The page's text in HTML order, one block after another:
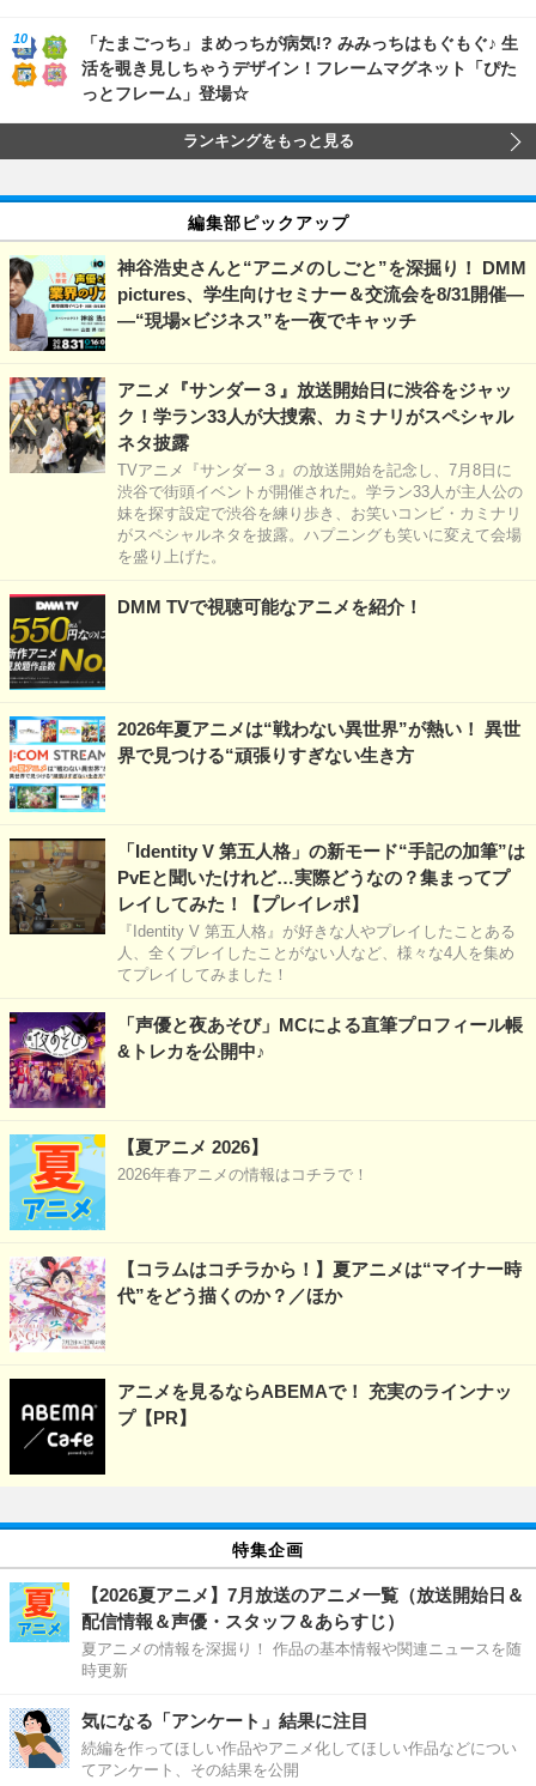
「たまごっち」まめっちが病気!? みみっちはもぐもぐ♪ 生
活を覗き見しちゃうデザイン！フレームマグネット「ぴた
っとフレーム」登場☆
ランキングをもっと見る
編集部ピックアップ
神谷浩史さんと“アニメのしごと”を深掘り！ DMM
pictures、学生向けセミナー＆交流会を8/31開催―
―“現場×ビジネス”を一夜でキャッチ
アニメ『サンダー３』放送開始日に渋谷をジャッ
ク！学ラン33人が大捜索、カミナリがスペシャル
ネタ披露
TVアニメ『サンダー３』の放送開始を記念し、7月8日に
渋谷で街頭イベントが開催された。学ラン33人が主人公の
妹を探す設定で渋谷を練り歩き、お笑いコンビ・カミナリ
がスペシャルネタを披露。ハプニングも笑いに変えて会場
を盛り上げた。
DMM TVで視聴可能なアニメを紹介！
2026年夏アニメは“戦わない異世界”が熱い！ 異世
界で見つける“頑張りすぎない生き方
「Identity V 第五人格」の新モード“手記の加筆”は
PvEと聞いたけれど…実際どうなの？集まってプ
レイしてみた！【プレイレポ】
『Identity V 第五人格』が好きな人やプレイしたことある
人、全くプレイしたことがない人など、様々な4人を集め
てプレイしてみました！
「声優と夜あそび」MCによる直筆プロフィール帳
&トレカを公開中♪
【夏アニメ 2026】
2026年春アニメの情報はコチラで！
【コラムはコチラから！】夏アニメは“マイナー時
代”をどう描くのか？／ほか
アニメを見るならABEMAで！ 充実のラインナッ
プ【PR】
特集企画
【2026夏アニメ】7月放送のアニメ一覧（放送開始日＆
配信情報＆声優・スタッフ＆あらすじ）
夏アニメの情報を深掘り！ 作品の基本情報や関連ニュースを随
時更新
気になる「アンケート」結果に注目
続編を作ってほしい作品やアニメ化してほしい作品などについ
てアンケート、その結果を公開